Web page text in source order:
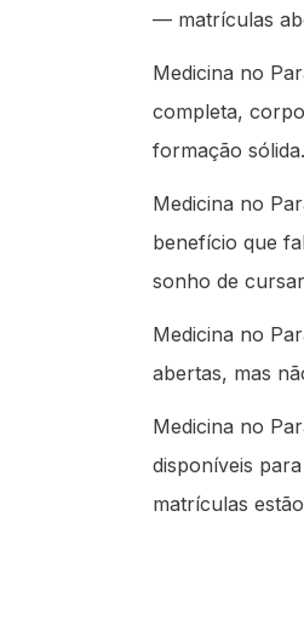
— matrículas
Medicina no
completa,
formação
Medicina no
benefício que
sonho de
Medicina no
abertas, mas
Medicina no
disponíveis
matrículas